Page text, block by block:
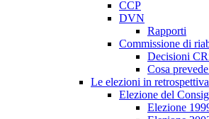
CCP
DVN
Rapporti
Commissione di
Decisioni
Cosa
Le elezioni in retrospettiva
Elezione del
Elezione